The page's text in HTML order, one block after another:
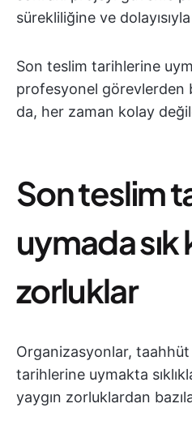
sürekliliğine ve dolayısıyla
Son teslim tarihlerine
profesyonel görevlerden
da, her zaman kolay
Son teslim
uymada sık
zorluklar
Organizasyonlar,
tarihlerine uymakta
yaygın zorluklardan